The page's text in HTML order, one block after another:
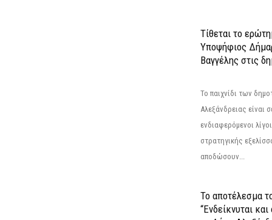
Τίθεται το
Υποψήφιος
Βαγγέλης στις
Το παιχνίδι των
Αλεξάνδρειας είναι
ενδιαφερόμενοι
στρατηγικής
αποδώσουν...
Το αποτέλεσμα
“Ενδείκνυται